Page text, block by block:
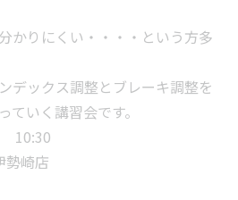
かりにくい・・・・という方多
デックス調整とブレーキ調整を
ていく講習会です。
10:30
勢崎店